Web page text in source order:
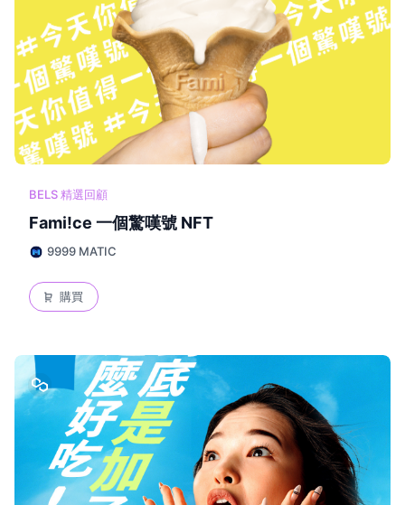
BELS 精選回顧
Fami!ce 一個驚嘆號 NFT
9999 MATIC
購買